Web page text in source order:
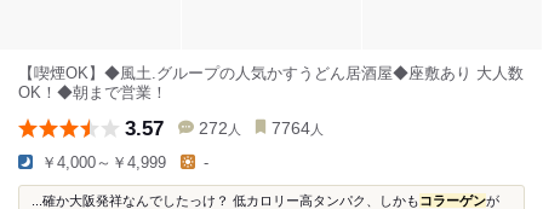
【喫煙OK】◆風土.グループの人気かすうどん居酒屋◆座敷あり 大人数
OK！◆朝まで営業！
3.57 272 人 7764 人
￥4,000～￥4,999 -
...確か大阪発祥なんでしたっけ？ 低カロリー高タンパク、しかもコラーゲンが